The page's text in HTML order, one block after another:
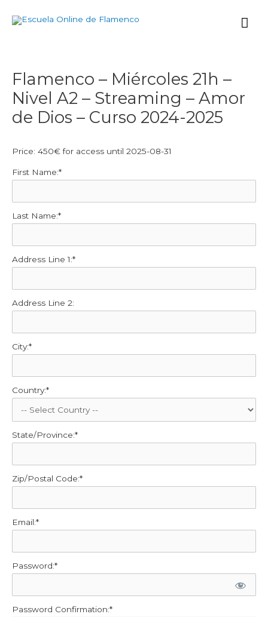
Flamenco – Miércoles 21h –
Nivel A2 – Streaming – Amor
de Dios – Curso 2024-2025
Price: 450€ for access until 2025-08-31
First Name:*
Last Name:*
Address Line 1:*
Address Line 2:
City:*
Country:*
State/Province:*
Zip/Postal Code:*
Email:*
Password:*
Password Confirmation:*
de
entradas